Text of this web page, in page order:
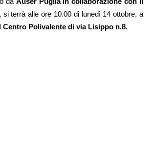
si terrà alle ore 10.00 di lunedì 14 ottobre, a
Centro Polivalente di via Lisippo n.8.